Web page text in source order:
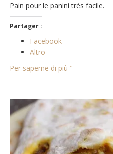
Pain pour le panini très facile.
Partager :
Facebook
Altro
Per saperne di più "